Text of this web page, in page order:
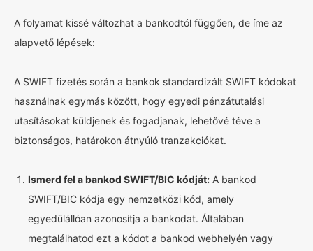
A folyamat kissé változhat a bankodtól függően, de íme az
alapvető lépések:
A SWIFT fizetés során a bankok standardizált SWIFT kódokat
használnak egymás között, hogy egyedi pénzátutalási
utasításokat küldjenek és fogadjanak, lehetővé téve a
biztonságos, határokon átnyúló tranzakciókat.
Ismerd fel a bankod SWIFT/BIC kódját: A bankod
SWIFT/BIC kódja egy nemzetközi kód, amely
egyedülállóan azonosítja a bankodat. Általában
megtalálhatod ezt a kódot a bankod webhelyén vagy